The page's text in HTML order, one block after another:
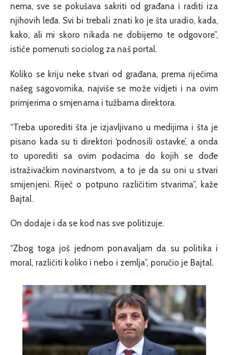
nema, sve se pokušava sakriti od građana i raditi iza
njihovih leđa. Svi bi trebali znati ko je šta uradio, kada,
kako, ali mi skoro nikada ne dobijemo te odgovore”,
ističe pomenuti sociolog za naš portal.
Koliko se kriju neke stvari od građana, prema riječima
našeg sagovornika, najviše se može vidjeti i na ovim
primjerima o smjenama i tužbama direktora.
“Treba uporediti šta je izjavljivano u medijima i šta je
pisano kada su ti direktori ‘podnosili ostavke’, a onda
to uporediti sa ovim podacima do kojih se dođe
istraživačkim novinarstvom, a to je da su oni u stvari
smijenjeni. Riječ o potpuno različitim stvarima”, kaže
Bajtal.
On dodaje i da se kod nas sve politizuje.
“Zbog toga još jednom ponavaljam da su politika i
moral, različiti koliko i nebo i zemlja”, poručio je Bajtal.